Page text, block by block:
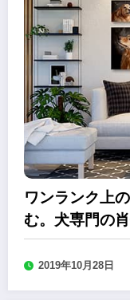
ワンランク上
む。犬専門の
2019年10月28日